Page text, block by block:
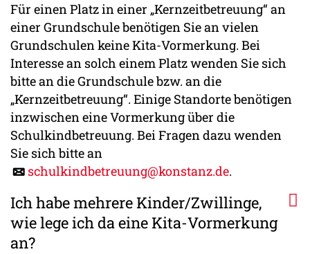
Für einen Platz in einer „Kernzeitbetreuung“ an
einer Grundschule benötigen Sie an vielen
Grundschulen keine Kita-Vormerkung. Bei
Interesse an solch einem Platz wenden Sie sich
bitte an die Grundschule bzw. an die
„Kernzeitbetreuung“. Einige Standorte benötigen
inzwischen eine Vormerkung über die
Schulkindbetreuung. Bei Fragen dazu wenden
Sie sich bitte an
schulkindbetreuung@konstanz.de.
Ich habe mehrere Kinder/Zwillinge,
wie lege ich da eine Kita-Vormerkung
an?